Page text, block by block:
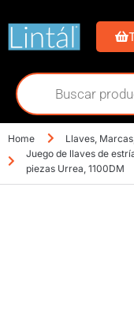
Home Llaves, Marcas,
Juego de llaves de
piezas Urrea, 1100DM